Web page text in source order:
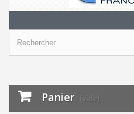
Panier (vide)